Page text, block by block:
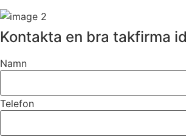
Kontakta en bra takfirma
Namn
Telefon